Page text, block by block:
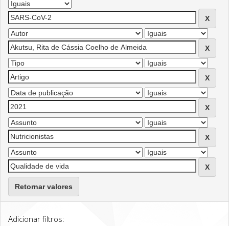
Retornar valores
Adicionar filtros: